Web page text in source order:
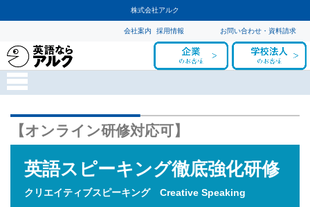
株式会社アルク
お問い合わせ・資料請求
採用情報
会社案内
【オンライン研修対応可】
英語スピーキング徹底強化研修
クリエイティブスピーキング Creative Speaking